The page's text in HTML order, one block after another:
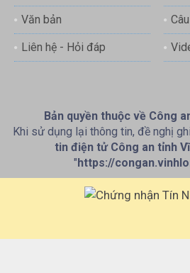
Văn bản
Liên hệ - Hỏi đáp
Bản quyền thuộc về Công
Khi sử dụng lại thông tin, đề nghị
tin điện tử Công an tỉnh
"https://